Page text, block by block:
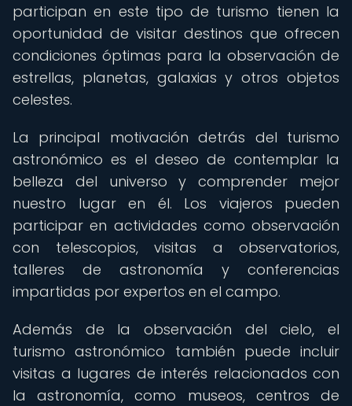
participan en este tipo de turismo tienen la
oportunidad de visitar destinos que ofrecen
condiciones óptimas para la observación de
estrellas, planetas, galaxias y otros objetos
celestes.
La principal motivación detrás del turismo
astronómico es el deseo de contemplar la
belleza del universo y comprender mejor
nuestro lugar en él. Los viajeros pueden
participar en actividades como observación
con telescopios, visitas a observatorios,
talleres de astronomía y conferencias
impartidas por expertos en el campo.
Además de la observación del cielo, el
turismo astronómico también puede incluir
visitas a lugares de interés relacionados con
la astronomía, como museos, centros de